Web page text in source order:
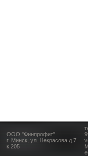
ООО "Финпрофит"
г. Минск, ул. Некрасова д.7
к.205